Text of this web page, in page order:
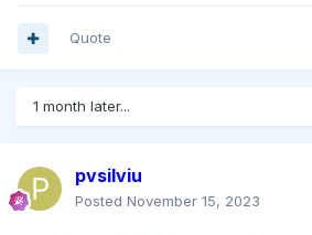
Quote
1 month later...
pvsilviu
Posted November 15, 2023